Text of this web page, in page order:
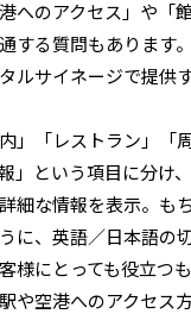
へのアクセス」や「
する質問もあります
ルサイネージで提供
」「レストラン」「
」という項目に分け
細な情報を表示。も
に、英語／日本語の
様にとっても役立つ
や空港へのアクセス方